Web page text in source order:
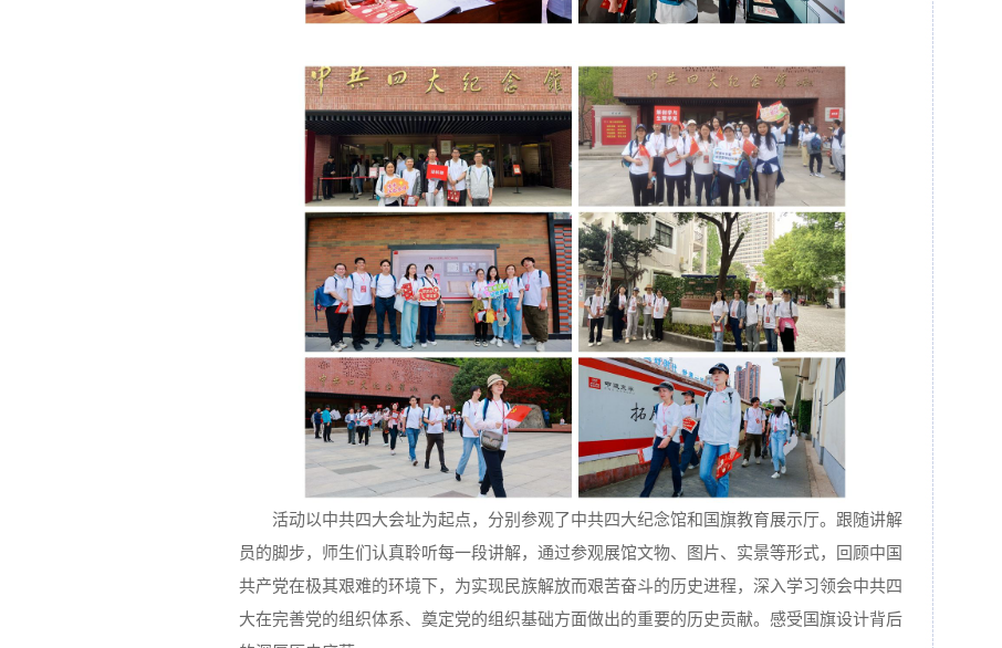
活动以中共四大会址为起点，分别参观了中共四大纪念馆和国旗教育展示厅。跟随讲解
员的脚步，师生们认真聆听每一段讲解，通过参观展馆文物、图片、实景等形式，回顾中国
共产党在极其艰难的环境下，为实现民族解放而艰苦奋斗的历史进程，深入学习领会中共四
大在完善党的组织体系、奠定党的组织基础方面做出的重要的历史贡献。感受国旗设计背后